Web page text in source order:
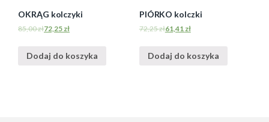
OKRĄG kolczyki
85,00zł72,25 zł
Dodaj do koszyka
PIÓRKO kolczki
72,25zł61,41 zł
Dodaj do koszyka